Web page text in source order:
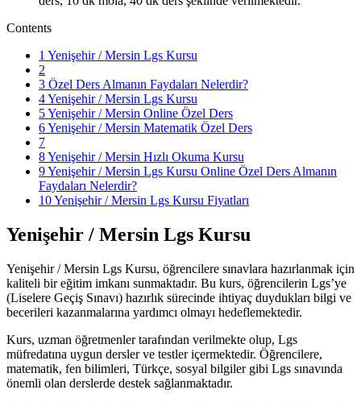
Contents
1 Yenişehir / Mersin Lgs Kursu
2
3 Özel Ders Almanın Faydaları Nelerdir?
4Yenişehir / Mersin Lgs Kursu
5Yenişehir / Mersin Online Özel Ders
6Yenişehir / Mersin Matematik Özel Ders
7
8Yenişehir / Mersin Hızlı Okuma Kursu
9Yenişehir / Mersin Lgs Kursu Online Özel Ders Almanın
Faydaları Nelerdir?
10Yenişehir / Mersin Lgs Kursu Fiyatları
Yenişehir / Mersin Lgs Kursu
Yenişehir / Mersin Lgs Kursu, öğrencilere sınavlara hazırlanmak için
kaliteli bir eğitim imkanı sunmaktadır. Bu kurs, öğrencilerin Lgs’ye
(Liselere Geçiş Sınavı) hazırlık sürecinde ihtiyaç duydukları bilgi ve
becerileri kazanmalarına yardımcı olmayı hedeflemektedir.
Kurs, uzman öğretmenler tarafından verilmekte olup, Lgs
müfredatına uygun dersler ve testler içermektedir. Öğrencilere,
matematik, fen bilimleri, Türkçe, sosyal bilgiler gibi Lgs sınavında
önemli olan derslerde destek sağlanmaktadır.